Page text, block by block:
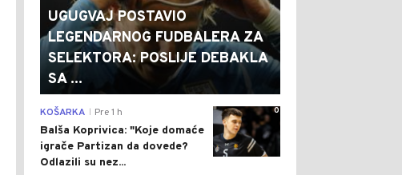
UGUGVAJ POSTAVIO
LEGENDARNOG FUDBALERA ZA
SELEKTORA: POSLIJE DEBAKLA
SA ...
0
KOŠARKA Pre 1 h
Balša Koprivica: "Koje domaće
igrače Partizan da dovede?
Odlazili su nez...